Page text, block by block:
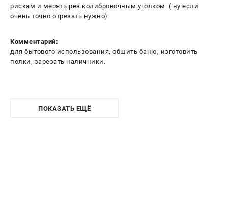
рискам и мерять рез колибровочным уголком. ( ну если
очень точно отрезать нужно)
Комментарий:
для бытового использования, обшить баню, изготовить
полки, зарезать наличники.
ПОКАЗАТЬ ЕЩЁ